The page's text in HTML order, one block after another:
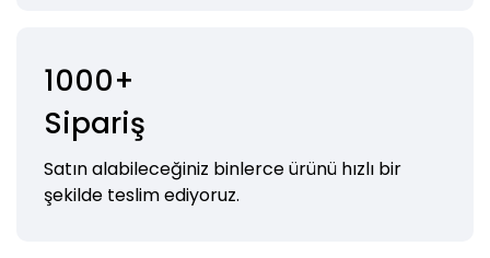
1000+
Sipariş
Satın alabileceğiniz binlerce ürünü hızlı bir
şekilde teslim ediyoruz.